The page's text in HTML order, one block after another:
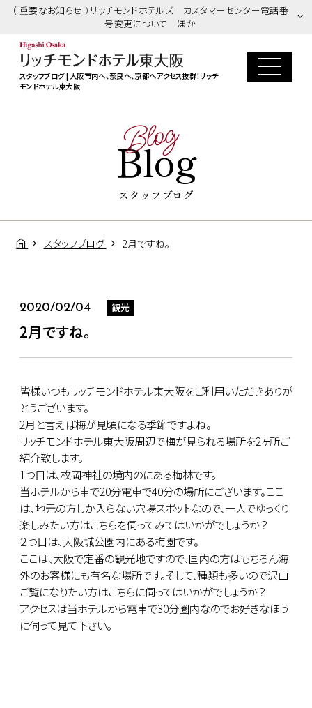
（ 重要なお知らせ ）リッチモンドホテルズ カスタマーセンター電話番
号変更について ほか
スタッフブログ | 大阪市内へ、奈良へ、京都へアクセス抜群！リッチ
モンドホテル東大阪
Blog
Blog
スタッフブログ
スタッフブログ 2月ですね。
2020/02/04 観光
2月ですね。
皆様いつもリッチモンドホテル東大阪をご利用いただきありが
とうございます。
2月と言えば梅が見頃になる季節ですよね。
リッチモンドホテル東大阪周辺で梅が見られる場所を2ヶ所ご
紹介致します。
1つ目は、枚岡神社の境内のにある梅林です。
当ホテルから車で20分電車で40分の場所にございます。ここ
は、地元の方しか入らない穴場スポットなので、一人でゆっくり
楽しみたい方はこちらを伺ってみてはいかがでしょうか？
２つ目は、大阪城公園内にある梅園です。
ここは、大阪で定番の観光地ですので、国内の方はもちろん海
外のお客様にも有名な場所です。そして、種類も多いので沢山
ご覧になりたい方はこちらに伺ってはいかがでしょうか？
アクセスは当ホテルから電車で30分圏内なのでお好きなほう
に伺って見て下さい。